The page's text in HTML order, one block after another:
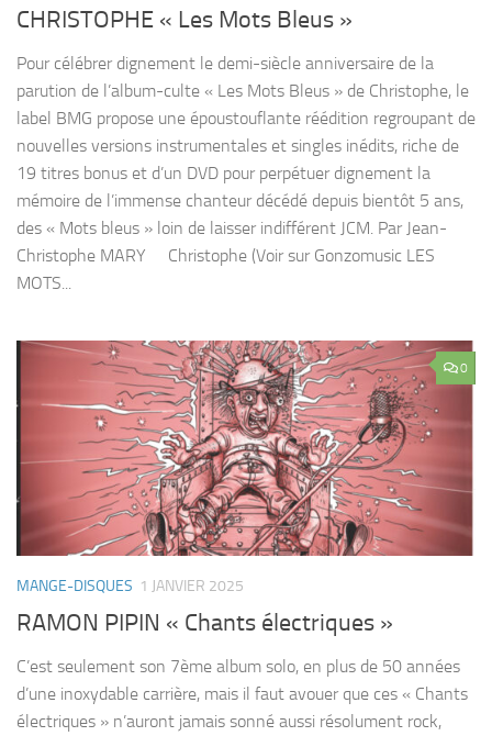
CHRISTOPHE « Les Mots Bleus »
Pour célébrer dignement le demi-siècle anniversaire de la
parution de l’album-culte « Les Mots Bleus » de Christophe, le
label BMG propose une époustouflante réédition regroupant de
nouvelles versions instrumentales et singles inédits, riche de
19 titres bonus et d’un DVD pour perpétuer dignement la
mémoire de l’immense chanteur décédé depuis bientôt 5 ans,
des « Mots bleus » loin de laisser indifférent JCM. Par Jean-
Christophe MARY Christophe (Voir sur Gonzomusic LES
MOTS...
0
MANGE-DISQUES 1 JANVIER 2025
RAMON PIPIN « Chants électriques »
C’est seulement son 7ème album solo, en plus de 50 années
d’une inoxydable carrière, mais il faut avouer que ces « Chants
électriques » n’auront jamais sonné aussi résolument rock,